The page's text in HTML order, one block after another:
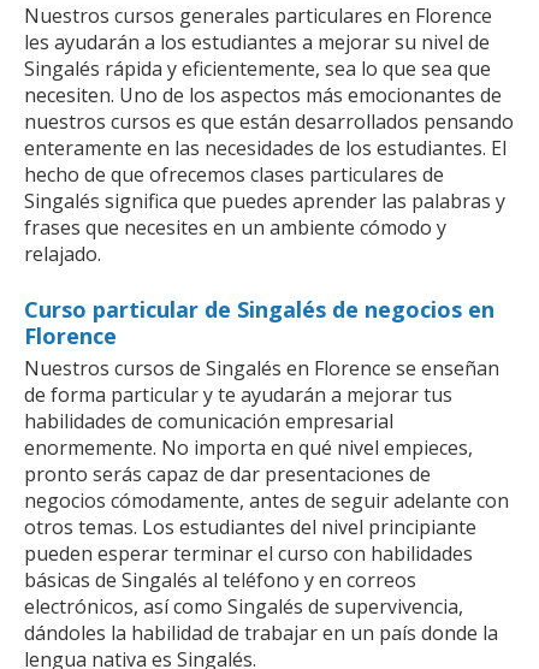
Nuestros cursos generales particulares en Florence
les ayudarán a los estudiantes a mejorar su nivel de
Singalés rápida y eficientemente, sea lo que sea que
necesiten. Uno de los aspectos más emocionantes de
nuestros cursos es que están desarrollados pensando
enteramente en las necesidades de los estudiantes. El
hecho de que ofrecemos clases particulares de
Singalés significa que puedes aprender las palabras y
frases que necesites en un ambiente cómodo y
relajado.
Curso particular de Singalés de negocios en
Florence
Nuestros cursos de Singalés en Florence se enseñan
de forma particular y te ayudarán a mejorar tus
habilidades de comunicación empresarial
enormemente. No importa en qué nivel empieces,
pronto serás capaz de dar presentaciones de
negocios cómodamente, antes de seguir adelante con
otros temas. Los estudiantes del nivel principiante
pueden esperar terminar el curso con habilidades
básicas de Singalés al teléfono y en correos
electrónicos, así como Singalés de supervivencia,
dándoles la habilidad de trabajar en un país donde la
lengua nativa es Singalés.